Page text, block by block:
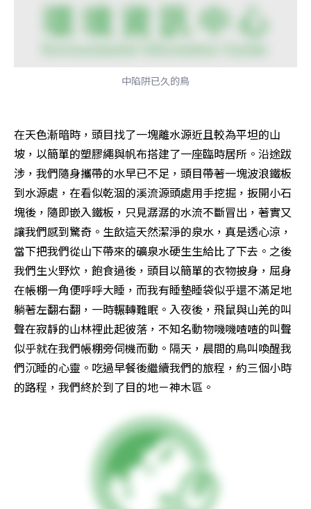
中陷阱已久的鳥
在天色漸暗時，頭目找了一塊離水源近且較為平坦的山
坡，以簡單的塑膠繩與帆布搭建了一座臨時居所。沿途跋
涉，我們隨身攜帶的水早已不足，頭目帶著一塊波浪鐵板
到水源處，在看似乾涸的溪流源頭處用手挖掘，扳開小石
塊後，隨即嵌入鐵板，只見潺潺的水流不斷冒出，著實又
讓我們感到驚奇。生飲這天然潔淨的泉水，真是透心涼，
當下把我們從山下帶來的礦泉水硬生生給比了下去。之後
我們生火野炊，飽食過後，頭目以簡單的衣物披身，屈身
在帳棚一角便呼呼大睡，而我有睡墊睡袋似乎還不滿足地
躺著左翻右翻，一時輾轉難眠。入夜後，飛鼠與山羌的叫
聲在寂靜的山林裡此起彼落，不知名動物嘰嘰喳喳的叫聲
似乎就在我們帳棚旁伺機而動。隔天，晨間的鳥叫喚醒我
們沉睡的心靈。吃過早餐後繼續我們的旅程，約三個小時
的路程，我們終於到了目的地－神木區。